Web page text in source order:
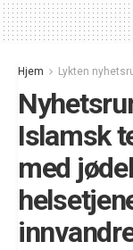
Hjem Lykten
Islamsk
med